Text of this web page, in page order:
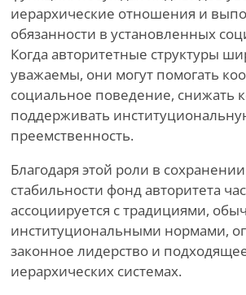
иерархические отношения и
обязанности в установленных
Когда авторитетные структуры
уважаемы, они могут помогать
социальное поведение, снижать
поддерживать
преемственность.
Благодаря этой роли в
стабильности фонд авторитета
ассоциируется с традициями,
институциональными нормами,
законное лидерство и
иерархических системах.